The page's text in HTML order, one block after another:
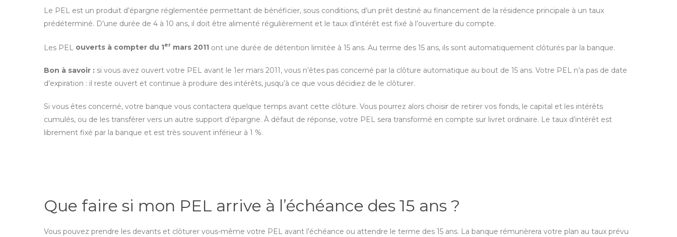
Le PEL est un produit d’épargne réglementée permettant de bénéficier, sous conditions, d’un prêt destiné au financement de la résidence principale à un taux
prédéterminé. D’une durée de 4 à 10 ans, il doit être alimenté régulièrement et le taux d’intérêt est fixé à l’ouverture du compte.
Les PEL ouverts à compter du 1er mars 2011 ont une durée de détention limitée à 15 ans. Au terme des 15 ans, ils sont automatiquement clôturés par la banque.
Bon à savoir : si vous avez ouvert votre PEL avant le 1er mars 2011, vous n’êtes pas concerné par la clôture automatique au bout de 15 ans. Votre PEL n’a pas de date
d’expiration : il reste ouvert et continue à produire des intérêts, jusqu’à ce que vous décidiez de le clôturer.
Si vous êtes concerné, votre banque vous contactera quelque temps avant cette clôture. Vous pourrez alors choisir de retirer vos fonds, le capital et les intérêts
cumulés, ou de les transférer vers un autre support d’épargne. À défaut de réponse, votre PEL sera transformé en compte sur livret ordinaire. Le taux d’intérêt est
librement fixé par la banque et est très souvent inférieur à 1 %.
Que faire si mon PEL arrive à l’échéance des 15 ans ?
Vous pouvez prendre les devants et clôturer vous-même votre PEL avant l’échéance ou attendre le terme des 15 ans. La banque rémunèrera votre plan au taux prévu